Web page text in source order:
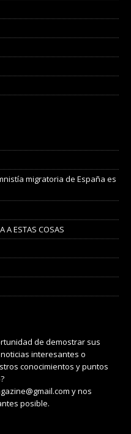
migratoria de España es
A ESTAS COSAS
de demostrar sus
interesantes o
conocimientos y puntos
y nos
posible.